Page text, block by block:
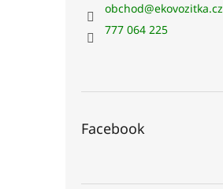
obchod@ekovozitka.cz
777 064 225
Facebook